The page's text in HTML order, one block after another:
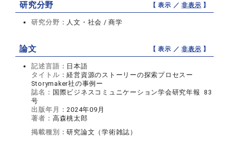
研究分野 【 表示 ／非表示 】
研究分野： 人文・社会 / 商学
論文 【 表示 ／非表示 】
記述言語： 日本語
タイトル：経営資源のストーリーの探索プロセスー
Storymaker社の事例ー
誌名： 国際ビジネスコミュニケーション学会研究年報 83
号
出版年月：2024年09月
著者： 高森桃太郎
掲載種別：研究論文（学術雑誌）